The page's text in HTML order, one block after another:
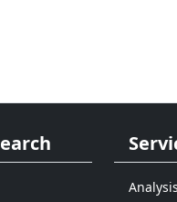
Analysis